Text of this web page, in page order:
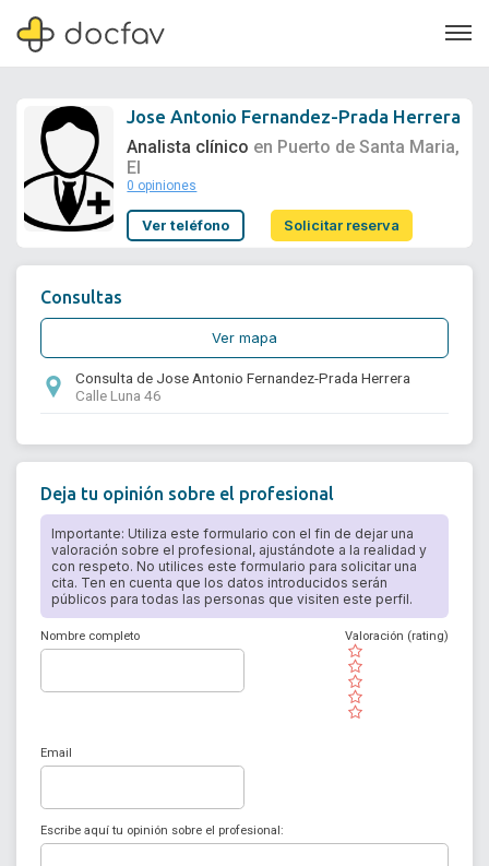
Quiénes somos
Jose Antonio Fernandez-Prada Herrera
Analista clínico en Puerto de Santa Maria,
El
0 opiniones
Ver teléfono Solicitar reserva
Consultas
Ver mapa
Consulta de Jose Antonio Fernandez-Prada Herrera
Calle Luna 46
Deja tu opinión sobre el profesional
Importante: Utiliza este formulario con el fin de dejar una
valoración sobre el profesional, ajustándote a la realidad y
con respeto. No utilices este formulario para solicitar una
cita. Ten en cuenta que los datos introducidos serán
públicos para todas las personas que visiten este perfil.
Nombre completo
( )
( )
( )
( )
( )
Valoración (rating)
Email
Escribe aquí tu opinión sobre el profesional: